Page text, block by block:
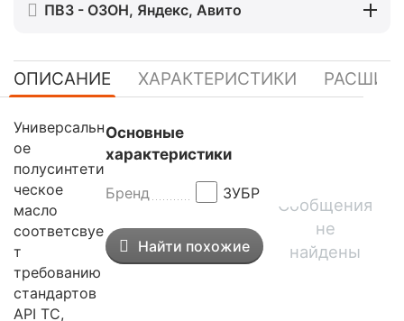
ПВЗ - ОЗОН, Яндекс, Авито
ОПИСАНИЕ ХАРАКТЕРИСТИКИ
Универсальн
ое
полусинтети
ческое
масло
соответсвуе
т
требованию
стандартов
API TС,
Основные
характеристики
Бренд ЗУБР
Найти похожие
Сообщения
не
найдены